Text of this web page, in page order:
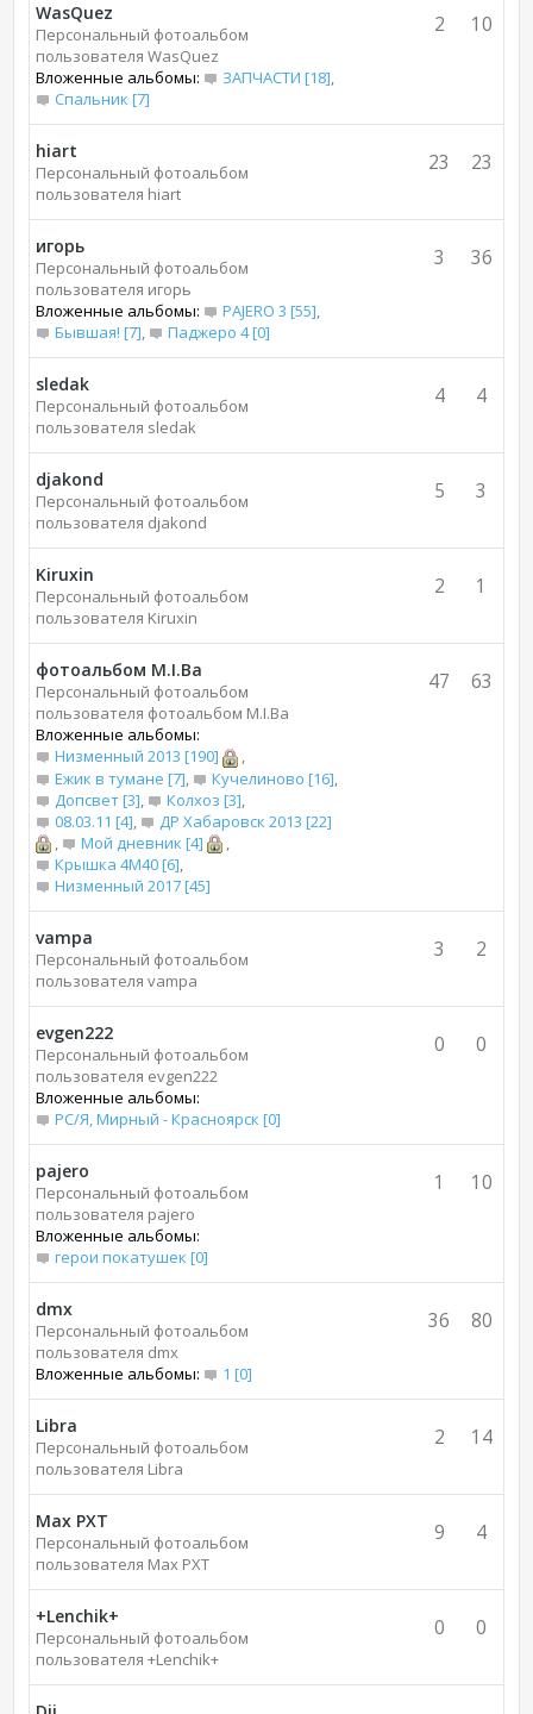
WasQuez
Персональный фотоальбом
пользователя WasQuez
Вложенные альбомы:
ЗАПЧАСТИ [18],
Спальник [7]
10
2
hiart
Персональный фотоальбом
пользователя hiart
23
23
игорь
Персональный фотоальбом
пользователя игорь
Вложенные альбомы:
PAJERO 3 [55],
Бывшая! [7], Паджеро 4 [0]
36
3
sledak
Персональный фотоальбом
пользователя sledak
4
4
djakond
Персональный фотоальбом
пользователя djakond
3
5
Kiruxin
Персональный фотоальбом
пользователя Kiruxin
1
2
фотоальбом M.I.Bа
Персональный фотоальбом
пользователя фотоальбом M.I.Bа
Вложенные альбомы:
Низменный 2013 [190]
,
Ежик в тумане [7]
Кучелиново [16]
Допсвет [3]
Колхоз [3]
08.03.11 [4]
ДР Хабаровск 2013 [22]
Мой дневник [4]
Крышка 4М40 [6],
Низменный 2017 [45]
63
47
vampa
Персональный фотоальбом
пользователя vampa
2
3
evgen222
Персональный фотоальбом
пользователя evgen222
Вложенные альбомы:
РС/Я, Мирный - Красноярск [0]
0
0
pajero
Персональный фотоальбом
пользователя pajero
Вложенные альбомы:
герои покатушек [0]
10
1
dmx
Персональный фотоальбом
пользователя dmx
Вложенные альбомы:
1 [0]
80
36
Libra
Персональный фотоальбом
пользователя Libra
14
2
Max PXT
Персональный фотоальбом
пользователя Max PXT
4
9
+Lenchik+
Персональный фотоальбом
пользователя +Lenchik+
0
0